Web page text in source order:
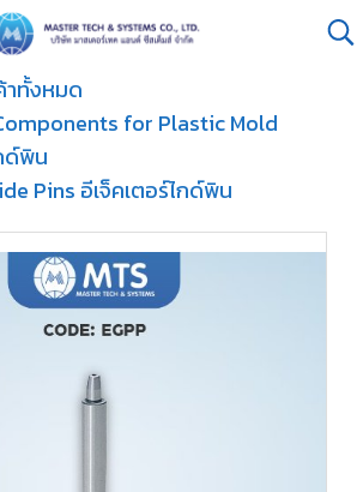
าทั้งหมด
for Plastic Mold
ด์พิน
Pins อีเจ็คเตอร์ไกด์พิน